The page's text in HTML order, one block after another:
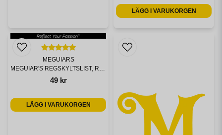
LÄGG I VARUKORGEN
MEGUIARS
49 kr
LÄGG I VARUKORGEN